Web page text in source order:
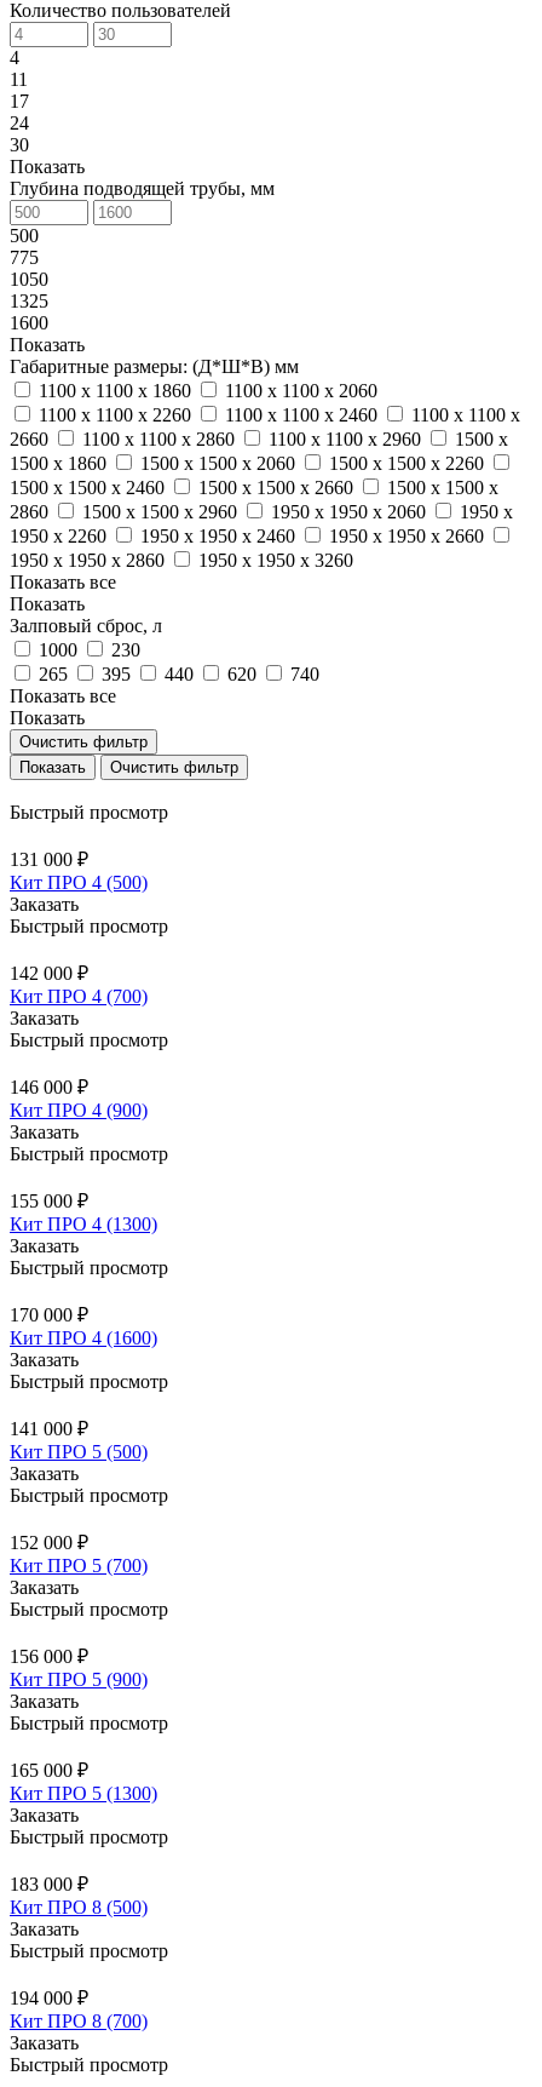
Количество пользователей
4
11
17
24
30
Показать
Глубина подводящей трубы, мм
500
775
1050
1325
1600
Показать
Габаритные размеры: (Д*Ш*В) мм
1100 х 1100 х 1860
1100 х 1100 х 2060
1100 х 1100 х 2260
1100 х 1100 х 2460
1100 х 1100 х
2660
1100 х 1100 х 2860 1100 х 1100 х 2960
1500 х
1500 х 1860
1500 х 1500 х 2060
1500 х 1500 х 2260
1500 х 1500 х 2460
1500 х 1500 х 2660
1500 х 1500 х
2860
1500 х 1500 х 2960 1950 х 1950 х 2060
1950 х
1950 х 2260
1950 х 1950 х 2460
1950 х 1950 х 2660
1950 х 1950 х 2860
1950 х 1950 х 3260
Показать все
Показать
Залповый сброс, л
1000
230
265
395 440 620
740
Показать все
Показать
Очистить фильтр
Очистить фильтр
Быстрый просмотр
131 000 ₽
Кит ПРО 4 (500)
Заказать
Быстрый просмотр
142 000 ₽
Кит ПРО 4 (700)
Заказать
Быстрый просмотр
146 000 ₽
Кит ПРО 4 (900)
Заказать
Быстрый просмотр
155 000 ₽
Кит ПРО 4 (1300)
Заказать
Быстрый просмотр
170 000 ₽
Кит ПРО 4 (1600)
Заказать
Быстрый просмотр
141 000 ₽
Кит ПРО 5 (500)
Заказать
Быстрый просмотр
152 000 ₽
Кит ПРО 5 (700)
Заказать
Быстрый просмотр
156 000 ₽
Кит ПРО 5 (900)
Заказать
Быстрый просмотр
165 000 ₽
Кит ПРО 5 (1300)
Заказать
Быстрый просмотр
183 000 ₽
Кит ПРО 8 (500)
Заказать
Быстрый просмотр
194 000 ₽
Кит ПРО 8 (700)
Заказать
Быстрый просмотр